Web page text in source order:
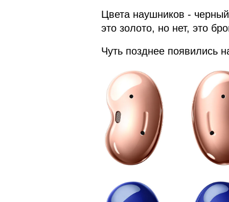
Цвета наушников -
это золото, но нет, это
Чуть позднее появились